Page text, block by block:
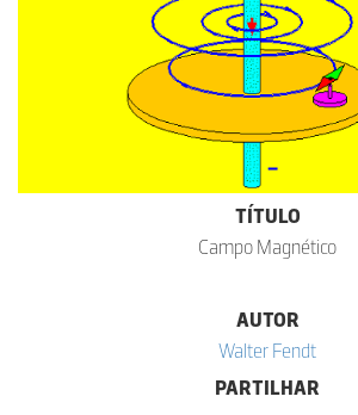
TÍTULO
Campo Magnético
AUTOR
Walter Fendt
PARTILHAR